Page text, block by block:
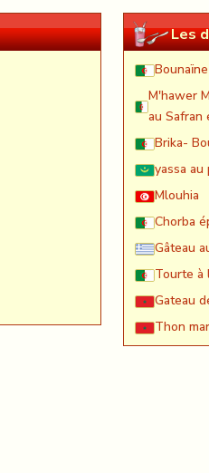
Les
M'hawer
au Safran
Brika-
yassa
Mlouhia
Chorba
Gâteau
Tourte à
Gateau
Thon